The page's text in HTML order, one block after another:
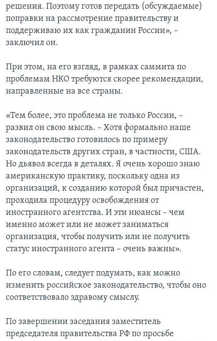
решения. Поэтому готов передать (обсуждаемые)
поправки на рассмотрение правительству и
поддерживаю их как гражданин России», –
заключил он.
При этом, на его взгляд, в рамках саммита по
проблемам НКО требуются скорее рекомендации,
направленные на все страны.
«Тем более, это проблема не только России, –
развил он свою мысль. – Хотя формально наше
законодательство готовилось по примеру
законодательств других стран, в частности, США.
Но дьявол всегда в деталях. Я очень хорошо знаю
американскую практику, поскольку одна из
организаций, к созданию которой был причастен,
проходила процедуру освобождения от
иностранного агентства. И эти нюансы – чем
именно может или не может заниматься
организация, чтобы получить или не получить
статус иностранного агента – очень важны».
По его словам, следует подумать, как можно
изменить российское законодательство, чтобы оно
соответствовало здравому смыслу.
По завершении заседания заместитель
председателя правительства РФ по просьбе